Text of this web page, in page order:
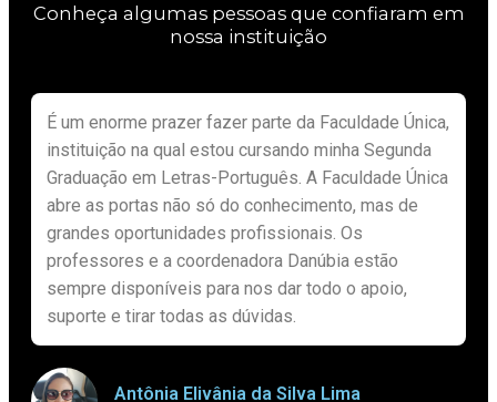
Conheça algumas pessoas que confiaram em
nossa instituição
É um enorme prazer fazer parte da Faculdade Única,
instituição na qual estou cursando minha Segunda
Graduação em Letras-Português. A Faculdade Única
abre as portas não só do conhecimento, mas de
grandes oportunidades profissionais. Os
professores e a coordenadora Danúbia estão
sempre disponíveis para nos dar todo o apoio,
suporte e tirar todas as dúvidas.
Antônia Elivânia da Silva Lima